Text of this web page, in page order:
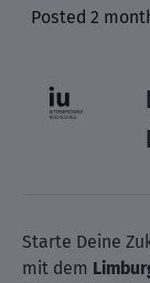
Posted 2
Starte Deine
mit dem